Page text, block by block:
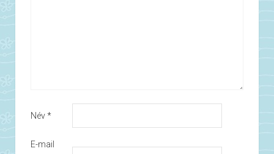
Név*
E-mail